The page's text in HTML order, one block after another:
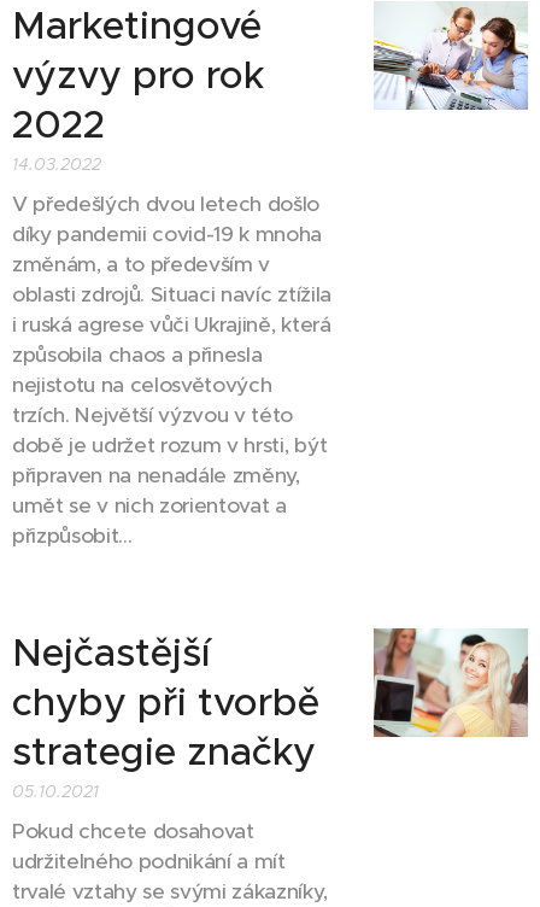
Marketingové
výzvy pro rok
2022
14.03.2022
V předešlých dvou letech došlo
díky pandemii covid-19 k mnoha
změnám, a to především v
oblasti zdrojů. Situaci navíc ztížila
i ruská agrese vůči Ukrajině, která
způsobila chaos a přinesla
nejistotu na celosvětových
trzích. Největší výzvou v této
době je udržet rozum v hrsti, být
připraven na nenadále změny,
umět se v nich zorientovat a
přizpůsobit...
Nejčastější
chyby při tvorbě
strategie značky
05.10.2021
Pokud chcete dosahovat
udržitelného podnikání a mít
trvalé vztahy se svými zákazníky,